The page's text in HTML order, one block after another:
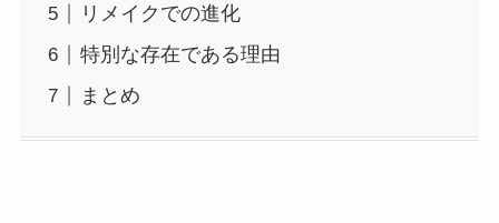
リメイクでの進化
特別な存在である理由
まとめ